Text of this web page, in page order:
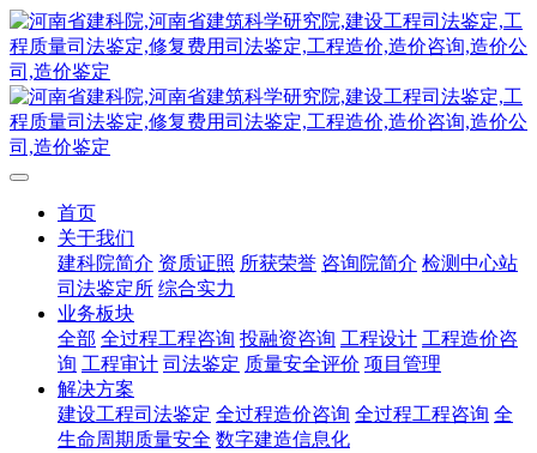
首页
关于我们
建科院简介 资质证照 所获荣誉 咨询院简介 检测中心站
司法鉴定所 综合实力
业务板块
全部 全过程工程咨询 投融资咨询 工程设计 工程造价咨
询 工程审计 司法鉴定 质量安全评价 项目管理
解决方案
建设工程司法鉴定 全过程造价咨询 全过程工程咨询 全
生命周期质量安全 数字建造信息化